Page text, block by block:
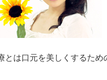
とは口元を美しくするため